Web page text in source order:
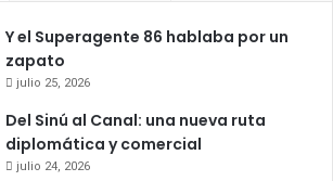
Y el Superagente 86 hablaba por un
zapato
julio 25, 2026
Del Sinú al Canal: una nueva ruta
diplomática y comercial
julio 24, 2026